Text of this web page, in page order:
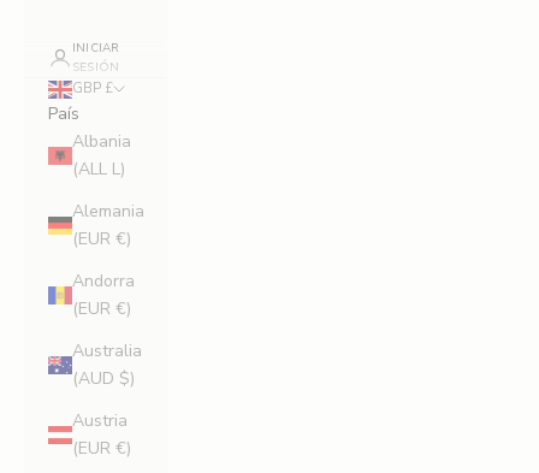
INICIAR
SESIÓN
GBP £
País
Albania
(ALL L)
Alemania
(EUR €)
Andorra
(EUR €)
Australia
(AUD $)
Austria
(EUR €)